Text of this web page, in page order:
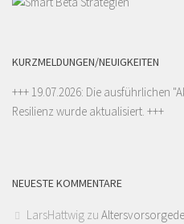
KURZMELDUNGEN/NEUIGKEITEN
+++ 19.07.2026: Die ausführlichen "
Resilienz wurde aktualisiert. +++
NEUESTE KOMMENTARE
LarsHattwig zu